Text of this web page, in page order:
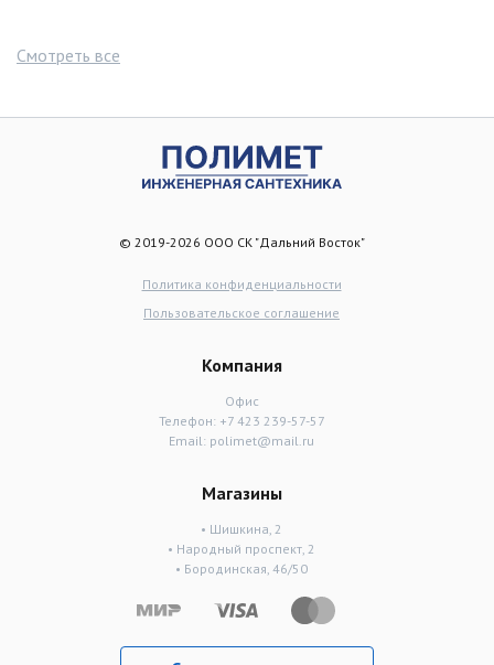
Смотреть все
© 2019-2026 ООО СК "Дальний Восток"
Политика конфиденциальности
Пользовательское соглашение
Компания
Офис
Телефон: +7 423 239-57-57
Email: polimet@mail.ru
Магазины
• Шишкина, 2
• Народный проспект, 2
• Бородинская, 46/50